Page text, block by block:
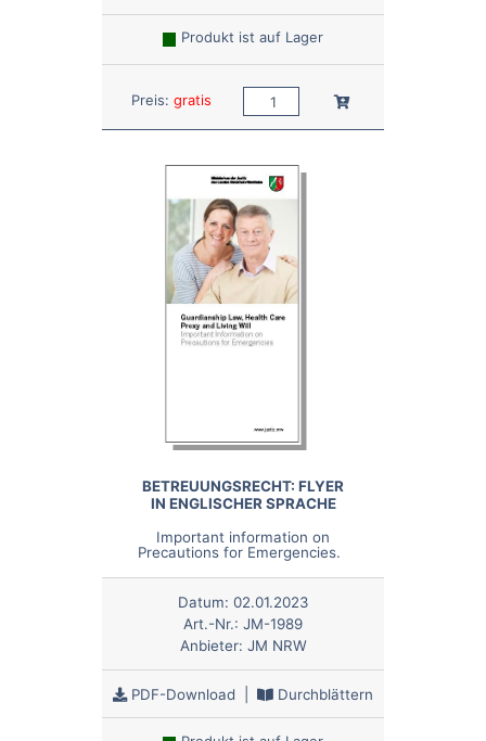
Produkt ist auf Lager
Preis: gratis Anzahl: In den Warenkorb
BETREUUNGSRECHT: FLYER
IN ENGLISCHER SPRACHE
Important information on
Precautions for Emergencies.
Datum: 02.01.2023
Art.-Nr.: JM-1989
Anbieter: JM NRW
PDF-Download Durchblättern